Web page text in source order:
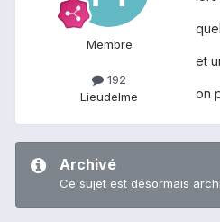
Membre
192
Lieudelme
et
on
Archivé
Ce sujet est désormais